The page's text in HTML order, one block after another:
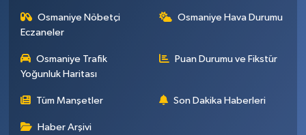
Osmaniye Nöbetçi
Eczaneler
Osmaniye Hava Durumu
Osmaniye Trafik
Yoğunluk Haritası
Puan Durumu ve Fikstür
Tüm Manşetler Son Dakika Haberleri
Haber Arşivi